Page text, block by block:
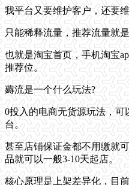
我平台又要维护客户，还要
只能稀释流量，推荐流量就
也就是淘宝首页，手机淘宝
推荐位。
薅流是一个什么玩法?
0投入的电商无货源玩法，
台。
甚至店铺保证金都不用缴就
品就可以一般3-10天起店。
核心原理是上架差异化，目